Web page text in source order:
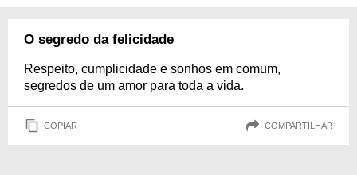
O segredo da felicidade
Respeito, cumplicidade e sonhos em comum,
segredos de um amor para toda a vida.
COPIAR COMPARTILHAR